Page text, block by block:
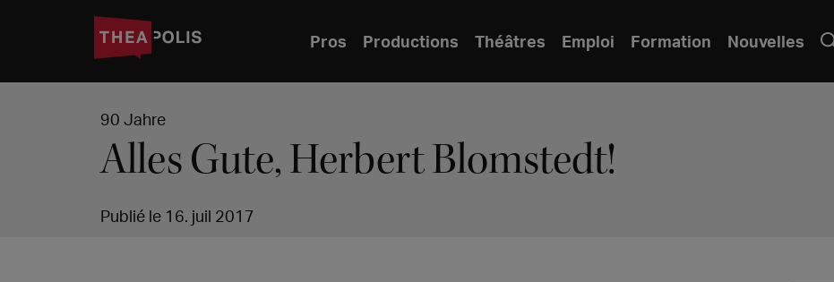
Pros Productions Théâtres Emploi Formation Nouvelles
90 Jahre
Alles Gute, Herbert Blomstedt!
Publié le 16. juil 2017